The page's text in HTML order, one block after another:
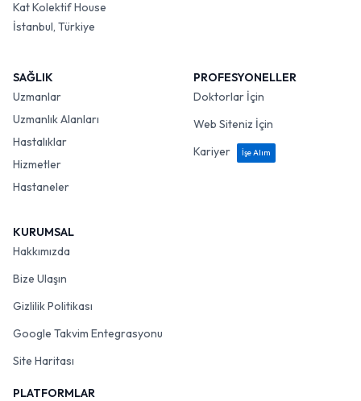
Kat Kolektif House
İstanbul, Türkiye
SAĞLIK
Uzmanlar
Uzmanlık Alanları
Hastalıklar
Hizmetler
Hastaneler
PROFESYONELLER
Doktorlar İçin
Web Siteniz İçin
Kariyer
İşe Alım
KURUMSAL
Hakkımızda
Bize Ulaşın
Gizlilik Politikası
Google Takvim Entegrasyonu
Site Haritası
PLATFORMLAR